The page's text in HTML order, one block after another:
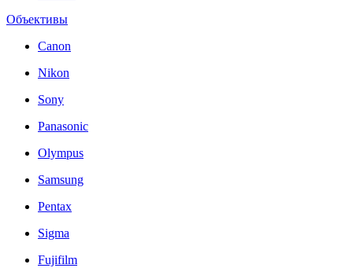
Объективы
Canon
Nikon
Sony
Panasonic
Olympus
Samsung
Pentax
Sigma
Fujifilm